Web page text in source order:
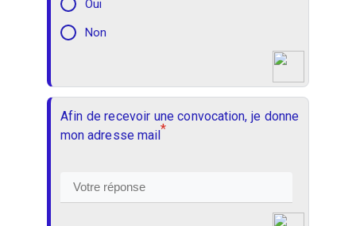
Oui
Non
Afin de recevoir une convocation, je donne
mon adresse mail *